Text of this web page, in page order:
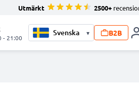
Utmärkt 2500+
- 21:00
▾ B2B